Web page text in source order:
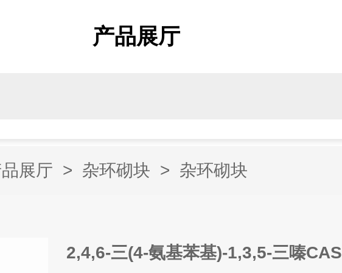
产品展厅
展厅 > 杂环砌块 > 杂环砌块
2,4,6-三(4-氨基苯基)-1,3,5-三嗪CAS